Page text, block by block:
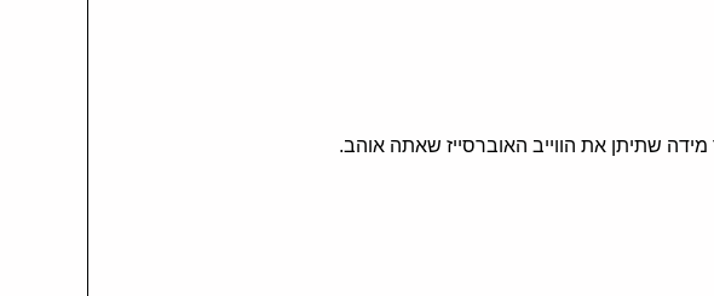
שתיתן את הווייב האוברסייז שאתה אוהב.